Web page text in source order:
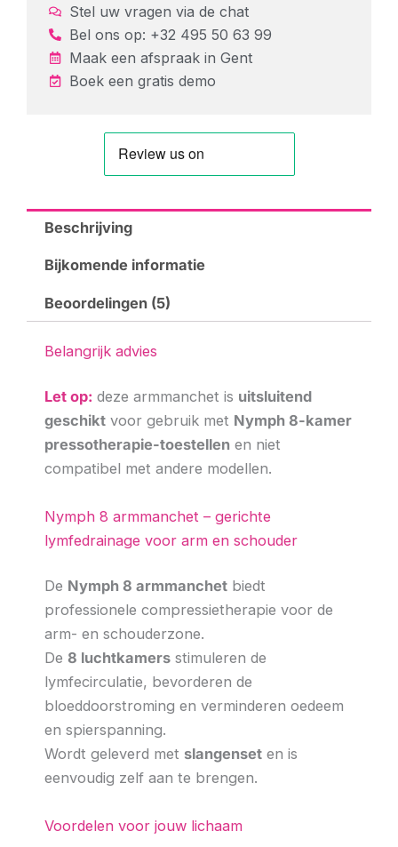
Stel uw vragen via de chat
Bel ons op: +32 495 50 63 99
Maak een afspraak in Gent
Boek een gratis demo
Beschrijving
Bijkomende informatie
Beoordelingen (5)
Belangrijk advies
Let op: deze armmanchet is uitsluitend
geschikt voor gebruik met Nymph 8-kamer
pressotherapie-toestellen en niet
compatibel met andere modellen.
Nymph 8 armmanchet – gerichte
lymfedrainage voor arm en schouder
De Nymph 8 armmanchet biedt
professionele compressietherapie voor de
arm- en schouderzone.
De 8 luchtkamers stimuleren de
lymfecirculatie, bevorderen de
bloeddoorstroming en verminderen oedeem
en spierspanning.
Wordt geleverd met slangenset en is
eenvoudig zelf aan te brengen.
Voordelen voor jouw lichaam